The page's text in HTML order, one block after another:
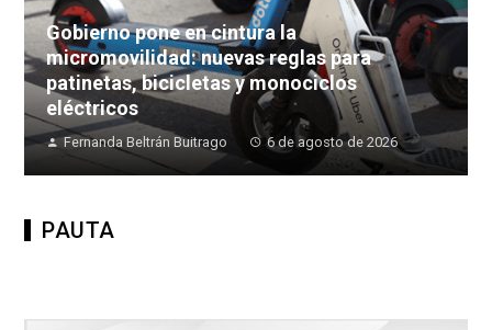
Gobierno pone en cintura la
micromovilidad: nuevas reglas para
patinetas, bicicletas y monociclos
eléctricos
Fernanda Beltrán Buitrago 6 de agosto de 2026
PAUTA